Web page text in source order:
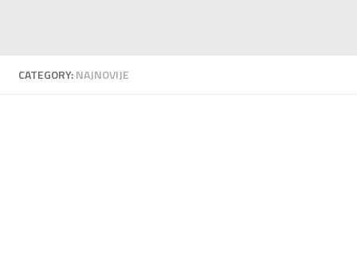
CATEGORY:NAJNOVIJE